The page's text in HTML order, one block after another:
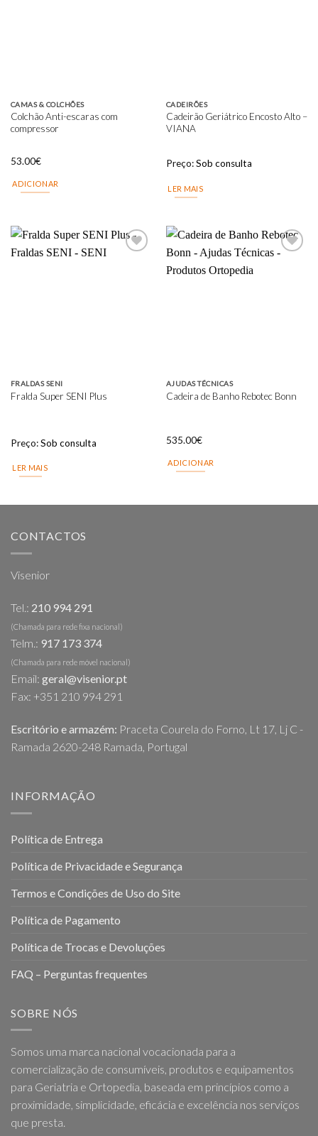
CAMAS & COLCHÕES
Colchão Anti-escaras com
compressor
53.00€
ADICIONAR
CADEIRÕES
Cadeirão Geriátrico Encosto Alto –
VIANA
Preço:Sob consulta
LER MAIS
FRALDAS SENI
Fralda Super SENI Plus
Preço:Sob consulta
LER MAIS
AJUDAS TÉCNICAS
Cadeira de Banho Rebotec Bonn
535.00€
ADICIONAR
CONTACTOS
Visenior
Tel.: 210 994 291
(Chamada para rede fixa nacional)
Telm.: 917 173 374
(Chamada para rede móvel nacional)
Email: geral@visenior.pt
Fax: +351 210 994 291
Escritório e armazém: Praceta Courela do Forno, Lt 17, Lj C -
Ramada 2620-248 Ramada, Portugal
INFORMAÇÃO
Política de Entrega
Política de Privacidade e Segurança
Termos e Condições de Uso do Site
Política de Pagamento
Política de Trocas e Devoluções
FAQ – Perguntas frequentes
SOBRE NÓS
Somos uma marca nacional vocacionada para a
comercialização de consumíveis, produtos e equipamentos
para Geriatria e Ortopedia, baseada em princípios como a
proximidade, simplicidade, eficácia e excelência nos serviços
que presta.